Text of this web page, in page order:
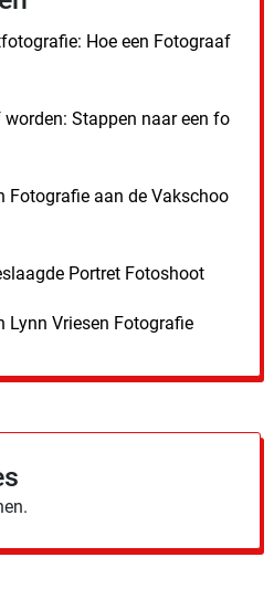
Hoe een Fotograaf
Stappen naar een fo
Fotografie aan de Vakschoo
Portret Fotoshoot
Lynn Vriesen Fotografie